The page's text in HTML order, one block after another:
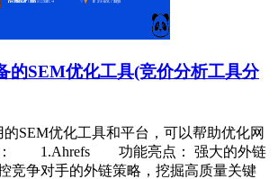
的SEM优化工具(竞价分析工具分
的SEM优化工具和平台，可以帮助优化网
： 1.Ahrefs 功能亮点： 强大的外链
竞争对手的外链策略，挖掘高质量关键